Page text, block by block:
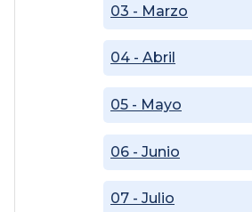
03 - Marzo
04 - Abril
05 - Mayo
06 - Junio
07 - Julio